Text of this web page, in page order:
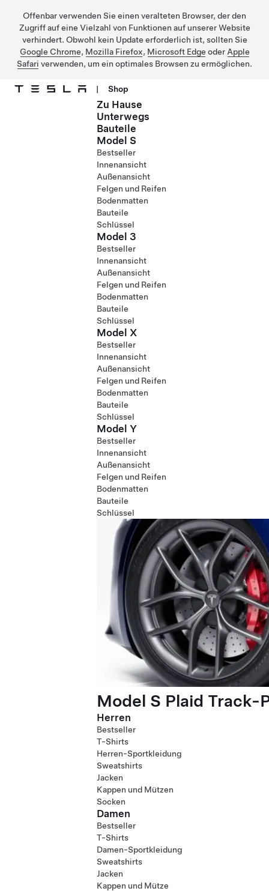
Offenbar verwenden Sie einen veralteten Browser, der den
Zugriff auf eine Vielzahl von Funktionen auf unserer Website
verhindert. Obwohl kein Update erforderlich ist, sollten Sie
Google Chrome, Mozilla Firefox, Microsoft Edge oder Apple
Safari verwenden, um ein optimales Browsen zu ermöglichen.
| Shop
Zu Hause
Unterwegs
Bauteile
Model S
Bestseller
Innenansicht
Außenansicht
Felgen und Reifen
Bodenmatten
Bauteile
Schlüssel
Model 3
Bestseller
Innenansicht
Außenansicht
Felgen und Reifen
Bodenmatten
Bauteile
Schlüssel
Model X
Bestseller
Innenansicht
Außenansicht
Felgen und Reifen
Bodenmatten
Bauteile
Schlüssel
Model Y
Bestseller
Innenansicht
Außenansicht
Felgen und Reifen
Bodenmatten
Bauteile
Schlüssel
Model S Plaid Track-
Herren
Bestseller
T-Shirts
Herren-Sportkleidung
Sweatshirts
Jacken
Kappen und Mützen
Socken
Damen
Bestseller
T-Shirts
Damen-Sportkleidung
Sweatshirts
Jacken
Kappen und Mütze